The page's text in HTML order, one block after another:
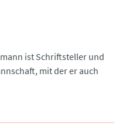
ist Schriftsteller und
mit der er auch